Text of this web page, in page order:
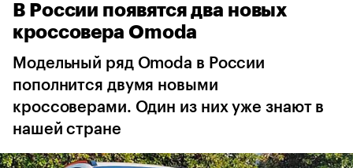
Volga Voyah Omoda
В России появятся два новых
кроссовера Omoda
Модельный ряд Omoda в России
пополнится двумя новыми
кроссоверами. Один из них уже знают в
нашей стране